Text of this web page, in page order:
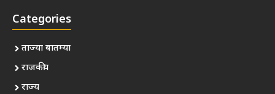
Categories
ताज्या बातम्या
राजकीय
राज्य